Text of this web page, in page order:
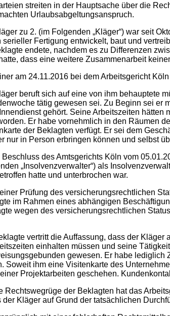
in der Hauptsache über die
Urlaubsabgeltungsanspruch.
Folgenden „Kläger“) war seit Oktober
Fertigung entwickelt, baut und
endete, nachdem es zu Differenzen
dass eine weitere Zusammenarbeit
bei dem Arbeitsgericht Köln
auf eine von ihm behauptete
tätig gewesen sei. Zu Beginn sei er
gehört. Seine Arbeitszeiten
Er habe vornehmlich in den Räumen
der Beklagten verfügt. Er sei dem
nur in Person erbringen können und selbst
Amtsgerichts Köln vom 05.01.2017
„Insolvenzverwalter“) als
hatte und unterbrochen war.
des versicherungsrechtlichen Status des
im Rahmen eines abhängigen
wegen des versicherungsrechtlichen
die Auffassung, dass der Kläger als
einhalten müssen und seine
gewesen. Er habe
Soweit ihm eine Visitenkarte des
Projektarbeiten geschehen.
der Beklagten hat das Arbeitsgericht
der Kläger auf Grund der tatsächlichen